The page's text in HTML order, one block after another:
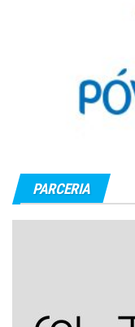
PARCERIA